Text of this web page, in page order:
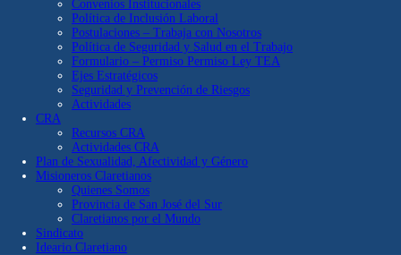
Convenios Institucionales
Política de Inclusión Laboral
Postulaciones – Trabaja con Nosotros
Política de Seguridad y Salud en el Trabajo
Formulario – Permiso Permiso Ley TEA
Ejes Estratégicos
Seguridad y Prevención de Riesgos
Actividades
CRA
Recursos CRA
Actividades CRA
Plan de Sexualidad, Afectividad y Género
Misioneros Claretianos
Quienes Somos
Provincia de San José del Sur
Claretianos por el Mundo
Sindicato
Ideario Claretiano